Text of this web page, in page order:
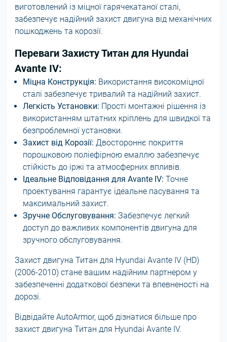
виготовлений із міцної гарячекатаної сталі,
забезпечує надійний захист двигуна від механічних
пошкоджень та корозії.
Переваги Захисту Титан для Hyundai
Avante IV:
Міцна Конструкція: Використання високоміцної
сталі забезпечує тривалий та надійний захист.
Легкість Установки: Прості монтажні рішення із
використанням штатних кріплень для швидкої та
безпроблемної установки.
Захист від Корозії: Двостороннє покриття
порошковою поліефірною емаллю забезпечує
стійкість до іржі та атмосферних впливів.
Ідеальне Відповідання для Avante IV: Точне
проектування гарантує ідеальне пасування та
максимальний захист.
Зручне Обслуговування: Забезпечує легкий
доступ до важливих компонентів двигуна для
зручного обслуговування.
Захист двигуна Титан для Hyundai Avante IV (HD)
(2006-2010) стане вашим надійним партнером у
забезпеченні додаткової безпеки та впевненості на
дорозі.
Відвідайте AutoArmor, щоб дізнатися більше про
захист двигуна Титан для Hyundai Avante IV.